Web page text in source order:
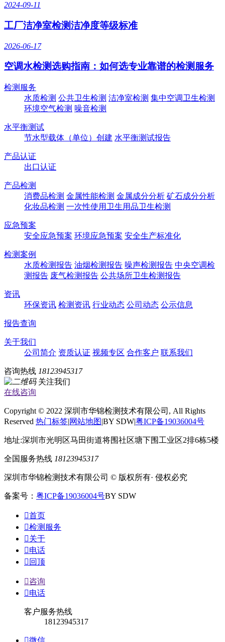
2024-09-11
工厂洁净室检测洁净度等级标准
2026-06-17
空调水检测选购指南：如何选专业靠谱的检测服务
检测服务
水质检测 公共卫生检测 洁净室检测 集中空调卫生检测
环境空气检测 噪音检测
水平衡测试
节水型载体（单位）创建 水平衡测试报告
产品认证
出口认证
产品检测
消费品检测 金属性能检测 金属成分分析 矿石成分分析
化妆品检测 一次性使用卫生用品卫生检测
应急预案
安全应急预案 环境应急预案 安全生产标准化
检测案例
水质检测报告 油烟检测报告 噪声检测报告 中央空调检
测报告 废气检测报告 公共场所卫生检测报告
资讯
环保资讯 检测资讯 行业动态 公司动态 公示信息
报告查询
关于我们
公司简介 资质认证 视频专区 合作客户 联系我们
咨询热线 18123945317
关注我们
在线咨询
Copyright © 2022 深圳市华锦检测技术有限公司, All Rights
Reserved 热门标签|网站地图|BY SDW|粤ICP备19036004号
地址:深圳市光明区马田街道将围社区塘下围工业区2排6栋5楼
全国服务热线 18123945317
深圳市华锦检测技术有限公司 © 版权所有· 侵权必究
备案号： 粤ICP备19036004号BY SDW
首页
检测服务
关于
电话
 回顶
咨询
电话
客户服务热线
18123945317